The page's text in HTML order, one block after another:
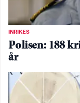
INRIKES
Polisen: 188
år